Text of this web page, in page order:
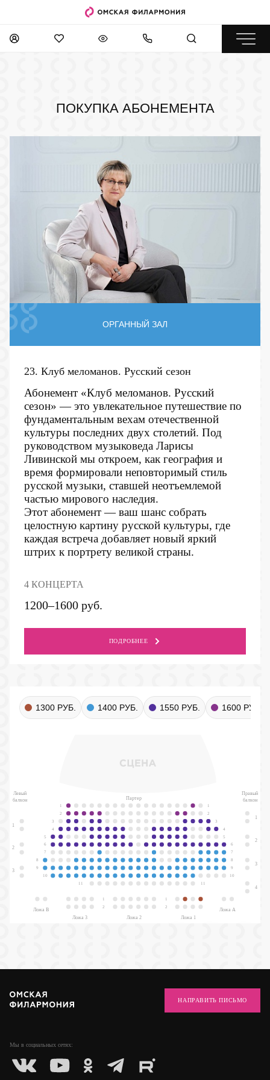
ПОКУПКА АБОНЕМЕНТА
ОРГАННЫЙ ЗАЛ
23. Клуб меломанов. Русский сезон
Абонемент «Клуб меломанов. Русский
сезон» — это увлекательное путешествие по
фундаментальным вехам отечественной
культуры последних двух столетий. Под
руководством музыковеда Ларисы
Ливинской мы откроем, как география и
время формировали неповторимый стиль
русской музыки, ставшей неотъемлемой
частью мирового наследия.
Этот абонемент — ваш шанс собрать
целостную картину русской культуры, где
каждая встреча добавляет новый яркий
штрих к портрету великой страны.
4 КОНЦЕРТА
1200–1600 руб.
ПОДРОБНЕЕ
1300 РУБ. 1400 РУБ. 1550 РУБ. 1600 РУБ.
Левый
балкон
Партер
Правый
балкон
1
2
3
1
2
3
4
1
2
3
4
5
6
7
8
9
10
11
1
2
3
4
5
6
7
8
9
10
11
Ложа В
Ложа 3
Ложа 2 Ложа 1
Ложа А
1
2
1
2
Мы в социальных сетях:
НАПРАВИТЬ ПИСЬМО